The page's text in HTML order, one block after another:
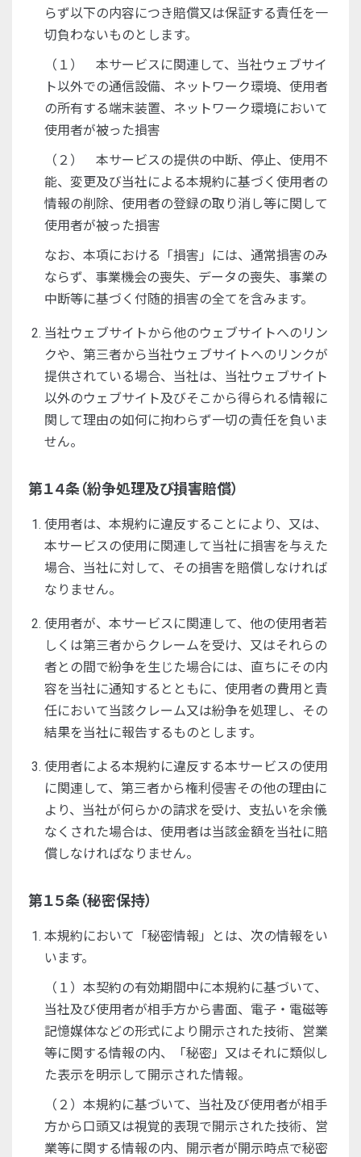
らず以下の内容につき賠償又は保証する責任を一
切負わないものとします。
（１） 本サービスに関連して、当社ウェブサイ
ト以外での通信設備、ネットワーク環境、使用者
の所有する端末装置、ネットワーク環境において
使用者が被った損害
（２） 本サービスの提供の中断、停止、使用不
能、変更及び当社による本規約に基づく使用者の
情報の削除、使用者の登録の取り消し等に関して
使用者が被った損害
なお、本項における「損害」には、通常損害のみ
ならず、事業機会の喪失、データの喪失、事業の
中断等に基づく付随的損害の全てを含みます。
当社ウェブサイトから他のウェブサイトへのリン
クや、第三者から当社ウェブサイトへのリンクが
提供されている場合、当社は、当社ウェブサイト
以外のウェブサイト及びそこから得られる情報に
関して理由の如何に拘わらず一切の責任を負いま
せん。
第１４条（紛争処理及び損害賠償）
使用者は、本規約に違反することにより、又は、
本サービスの使用に関連して当社に損害を与えた
場合、当社に対して、その損害を賠償しなければ
なりません。
使用者が、本サービスに関連して、他の使用者若
しくは第三者からクレームを受け、又はそれらの
者との間で紛争を生じた場合には、直ちにその内
容を当社に通知するとともに、使用者の費用と責
任において当該クレーム又は紛争を処理し、その
結果を当社に報告するものとします。
使用者による本規約に違反する本サービスの使用
に関連して、第三者から権利侵害その他の理由に
より、当社が何らかの請求を受け、支払いを余儀
なくされた場合は、使用者は当該金額を当社に賠
償しなければなりません。
第１５条（秘密保持）
本規約において「秘密情報」とは、次の情報をい
います。
（１）本契約の有効期間中に本規約に基づいて、
当社及び使用者が相手方から書面、電子・電磁等
記憶媒体などの形式により開示された技術、営業
等に関する情報の内、「秘密」又はそれに類似し
た表示を明示して開示された情報。
（２）本規約に基づいて、当社及び使用者が相手
方から口頭又は視覚的表現で開示された技術、営
業等に関する情報の内、開示者が開示時点で秘密